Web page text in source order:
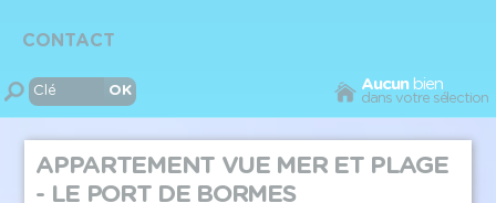
CONTACT
Aucunbien
dans votre sélection
APPARTEMENT VUE MER ET PLAGE
- LE PORT DE BORMES